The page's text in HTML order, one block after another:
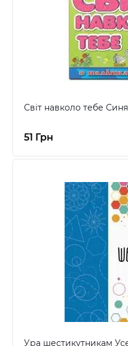
Світ навколо тебе Синя
51 Грн
Ура шестикутникам